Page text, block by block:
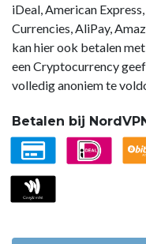
iDeal, American
Currencies, AliPay,
kan hier ook betalen
een Cryptocurrency
volledig anoniem te
Betalen bij